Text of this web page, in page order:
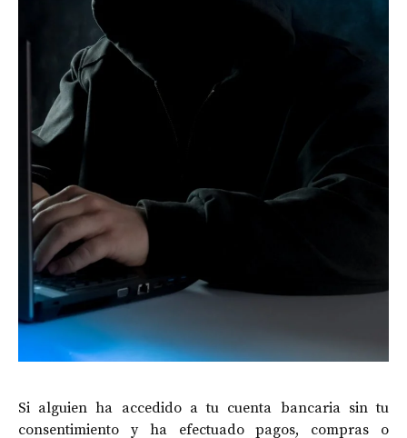
Si alguien ha accedido a tu cuenta bancaria sin tu
consentimiento y ha efectuado pagos, compras o